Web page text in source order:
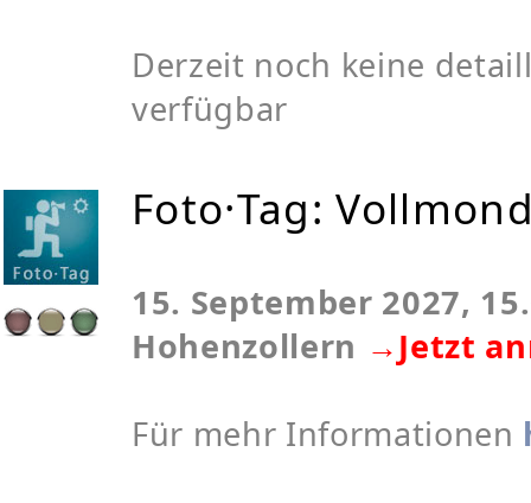
Derzeit noch keine
verfügbar
Foto·Tag:
15. September 2027,
Hohenzollern →Jetzt
Für mehr Informationen